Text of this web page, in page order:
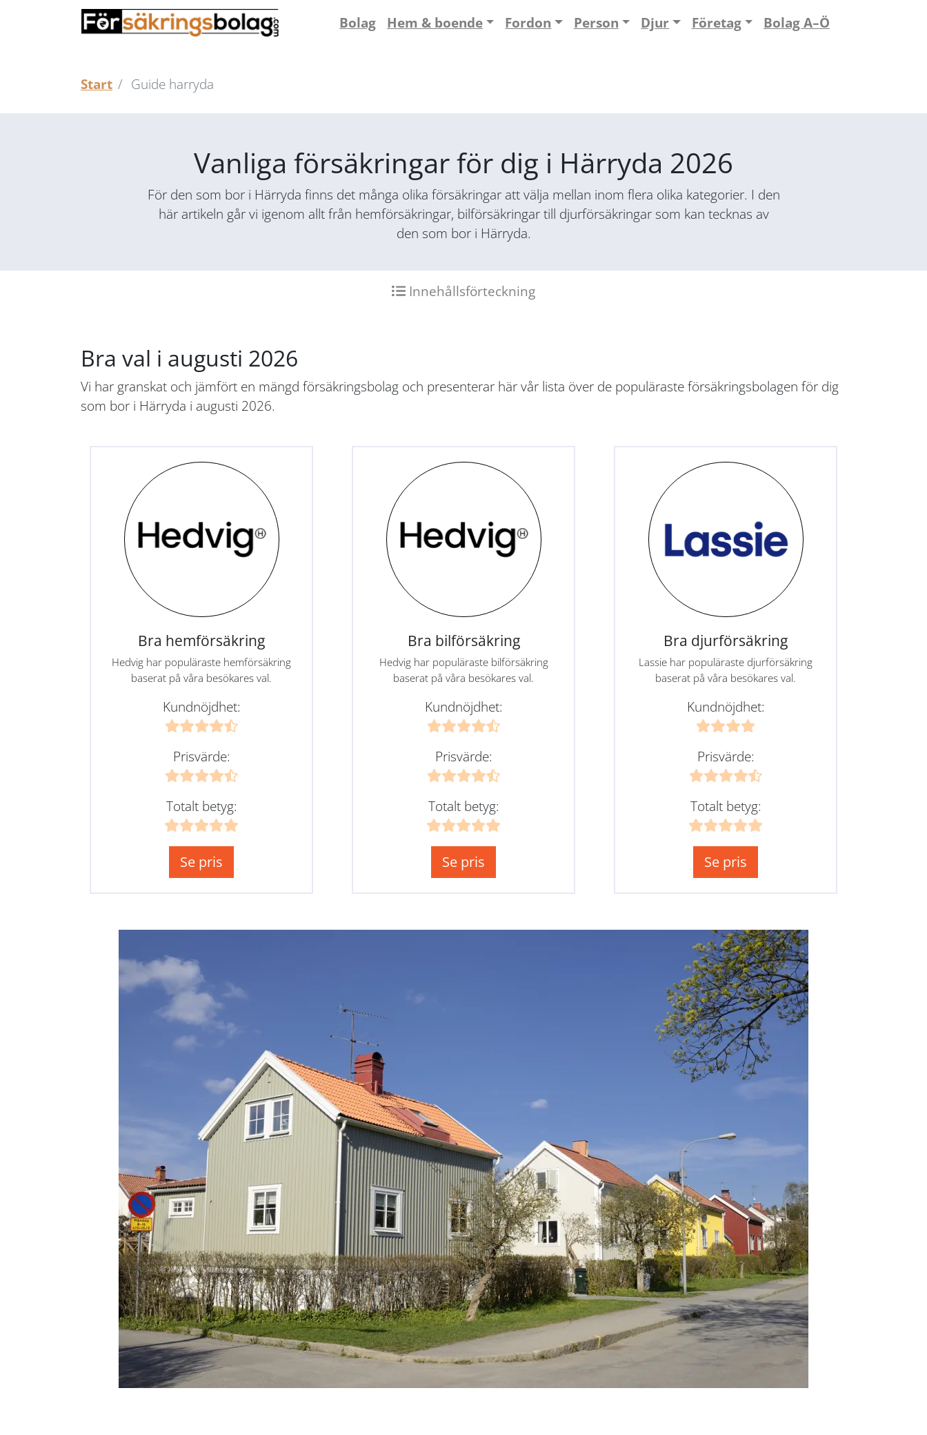
Bolag Hem & boende Fordon Person Djur Företag Bolag A–Ö
Start Guide harryda
Vanliga försäkringar för dig i Härryda 2026
För den som bor i Härryda finns det många olika försäkringar att välja mellan inom flera olika kategorier. I den
här artikeln går vi igenom allt från hemförsäkringar, bilförsäkringar till djurförsäkringar som kan tecknas av
den som bor i Härryda.
Innehållsförteckning
Bra val i augusti 2026
Vi har granskat och jämfört en mängd försäkringsbolag och presenterar här vår lista över de populäraste försäkringsbolagen för dig
som bor i Härryda i augusti 2026.
Bra hemförsäkring
Hedvig har populäraste hemförsäkring
baserat på våra besökares val.
Kundnöjdhet:
Prisvärde:
Totalt betyg:
Se pris
Bra bilförsäkring
Hedvig har populäraste bilförsäkring
baserat på våra besökares val.
Kundnöjdhet:
Prisvärde:
Totalt betyg:
Se pris
Bra djurförsäkring
Lassie har populäraste djurförsäkring
baserat på våra besökares val.
Kundnöjdhet:
Prisvärde:
Totalt betyg:
Se pris